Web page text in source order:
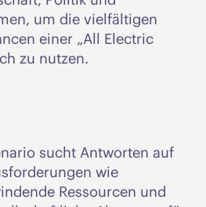
um die vielfältigen
einer „All Electric
zu nutzen.
sucht Antworten auf
wie
Ressourcen und